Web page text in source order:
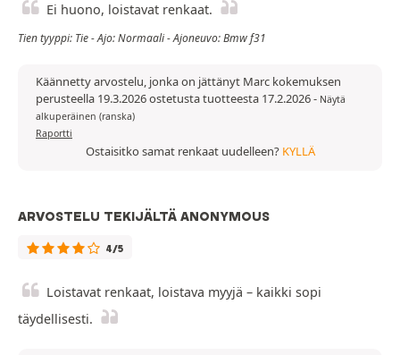
Ei huono, loistavat renkaat.
Tien tyyppi: Tie - Ajo: Normaali - Ajoneuvo: Bmw f31
Käännetty arvostelu, jonka on jättänyt Marc kokemuksen
perusteella 19.3.2026 ostetusta tuotteesta 17.2.2026- Näytä
alkuperäinen (ranska)
Raportti
Ostaisitko samat renkaat uudelleen? KYLLÄ
ARVOSTELU TEKIJÄLTÄ ANONYMOUS
4/5
Loistavat renkaat, loistava myyjä – kaikki sopi
täydellisesti.